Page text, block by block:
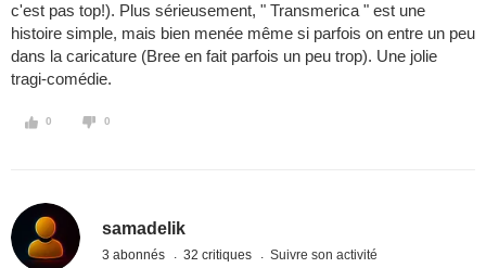
c'est pas top!). Plus sérieusement, " Transmerica " est une
histoire simple, mais bien menée même si parfois on entre un peu
dans la caricature (Bree en fait parfois un peu trop). Une jolie
tragi-comédie.
0 0
samadelik
3 abonnés 32 critiques Suivre son activité